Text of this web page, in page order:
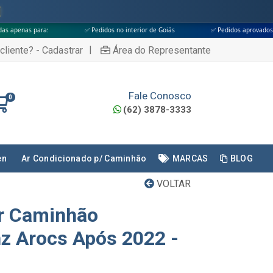
✅ Pedidos no interior de Goiás ✅ Pedidos aprovados até às 18h
- Cadastrar | Área do Representante
0 Fale Conosco
(62) 3878-3333
Ar Condicionado p/ Caminhão MARCAS BLOG
VOLTAR
Caminhão
Arocs Após 2022 -